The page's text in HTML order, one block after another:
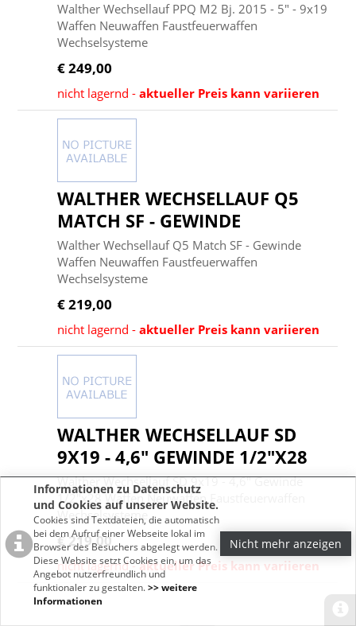
Informationen zu Datenschutz
und Cookies auf unserer Website.
Cookies sind Textdateien, die automatisch
bei dem Aufruf einer Webseite lokal im
Browser des Besuchers abgelegt werden.
Diese Website setzt Cookies ein, um das
Angebot nutzerfreundlich und
funktionaler zu gestalten.>> weitere
Informationen
Nicht mehr anzeigen
Walther Wechsellauf PPQ M2 Bj. 2015 - 5" - 9x19
Waffen Neuwaffen Faustfeuerwaffen
Wechselsysteme
€ 249,00
nicht lagernd -aktueller Preis kann variieren
WALTHER WECHSELLAUF Q5
MATCH SF - GEWINDE
Walther Wechsellauf Q5 Match SF - Gewinde
Waffen Neuwaffen Faustfeuerwaffen
Wechselsysteme
€ 219,00
nicht lagernd -aktueller Preis kann variieren
WALTHER WECHSELLAUF SD
9X19 - 4,6" GEWINDE 1/2"X28
Walther Wechsellauf SD 9x19 - 4,6" Gewinde
1/2"x28 Waffen Neuwaffen Faustfeuerwaffen
Wechselsysteme
€ 219,00
nicht lagernd -aktueller Preis kann variieren